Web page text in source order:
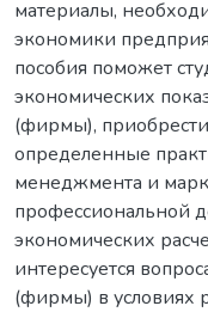
материалы,
экономики
пособия поможет
экономических
(фирмы),
определенные
менеджмента и
профессиональной
экономических
интересуется
(фирмы) в условиях